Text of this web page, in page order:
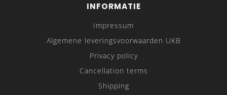
INFORMATIE
Impressum
Algemene leveringsvoorwaarden UKB
Privacy policy
Cancellation terms
Shipping